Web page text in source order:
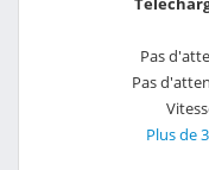
Pas
Pas
Plus de